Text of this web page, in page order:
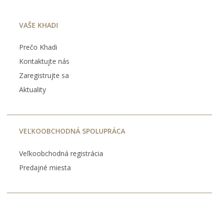
VAŠE KHADI
Prečo Khadi
Kontaktujte nás
Zaregistrujte sa
Aktuality
VEĽKOOBCHODNÁ SPOLUPRÁCA
Veľkoobchodná registrácia
Predajné miesta